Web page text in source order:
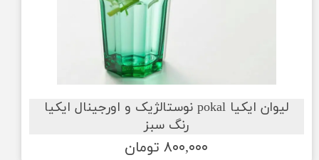
لیوان ایکیا pokal نوستالژیک و اورجینال ایکیا
رنگ سبز
۸۰۰,۰۰۰ تومان